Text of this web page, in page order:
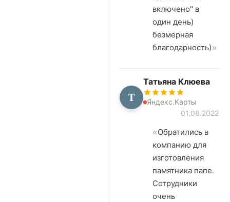
включено" в
один день)
безмерная
благодарность)
Т
Татьяна Клюева
Яндекс.Карты
01.08.2022
Обратились в
компанию для
изготовления
памятника папе.
Сотрудники
очень